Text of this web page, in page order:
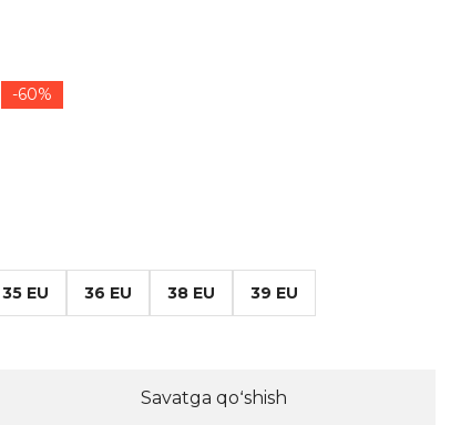
-60%
35 EU 36 EU 38 EU 39 EU
Savatga qoʻshish